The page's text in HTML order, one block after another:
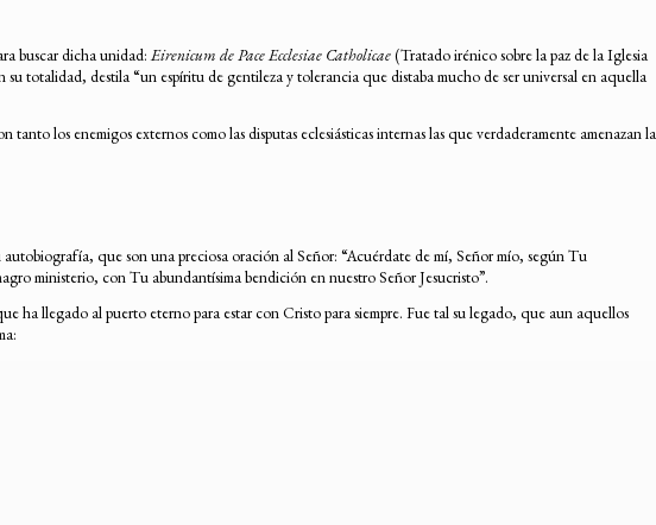
buscar dicha unidad:Eirenicum de Pace Ecclesiae Catholicae(Tratado irénico sobre la paz de la Iglesia
su totalidad, destila “un espíritu de gentileza y tolerancia que distaba mucho de ser universal en aquella
los enemigos externos como las disputas eclesiásticas internas las que verdaderamente amenazan la
autobiografía, que son una preciosa oración al Señor: “Acuérdate de mí, Señor mío, según Tu
ministerio, con Tu abundantísima bendición en nuestro Señor Jesucristo”.
ha llegado al puerto eterno para estar con Cristo para siempre. Fue tal su legado, que aun aquellos